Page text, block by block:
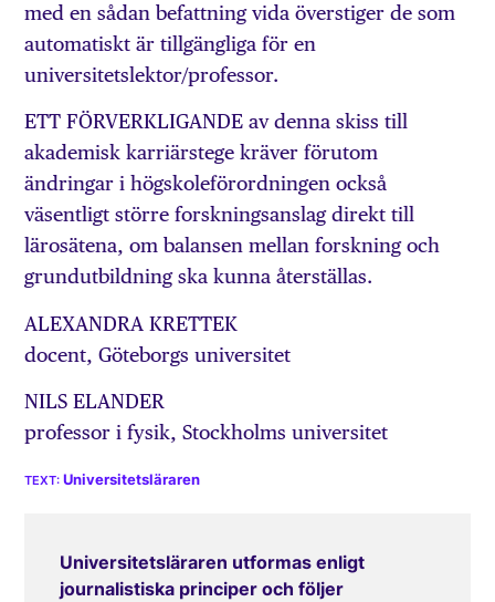
med en sådan befattning vida överstiger de som
automatiskt är tillgängliga för en
universitetslektor/professor.
ETT FÖRVERKLIGANDE av denna skiss till
akademisk karriärstege kräver förutom
ändringar i högskoleförordningen också
väsentligt större forskningsanslag direkt till
lärosätena, om balansen mellan forskning och
grundutbildning ska kunna återställas.
ALEXANDRA KRETTEK
docent, Göteborgs universitet
NILS ELANDER
professor i fysik, Stockholms universitet
Universitetsläraren
Universitetsläraren utformas enligt
journalistiska principer och följer